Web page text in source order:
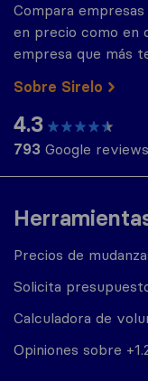
Precios de
Solicita
Calculadora de
Opiniones sobre
Compara
en precio como en
empresa que más
Sobre Sirelo
4.3
793 Google reviews